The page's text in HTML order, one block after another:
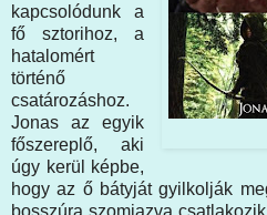
kapcsolódunk a
fő sztorihoz, a
hatalomért
történő
csatározáshoz.
Jonas az egyik
főszereplő, aki
úgy kerül képbe,
hogy az ő bátyját gyilkolják
bosszúra szomjazva